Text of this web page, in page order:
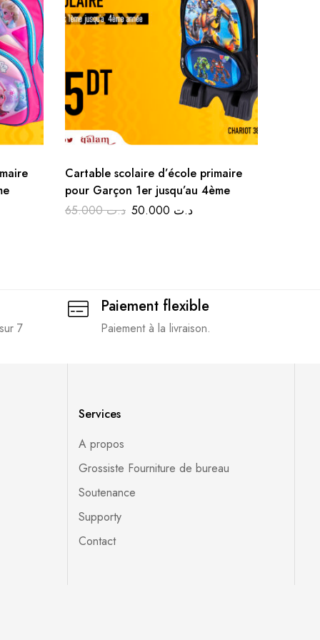
Cartable scolaire d’école primaire
pour Garçon 1er jusqu’au 4ème
د.ت65.000 د.ت
7
Paiement flexible
Paiement à la livraison.
Services
A propos
Grossiste Fourniture de bureau
Soutenance
Supporty
Contact